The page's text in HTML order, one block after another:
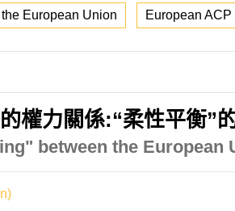
European Union European
權力關係:“柔性平衡”
between the European